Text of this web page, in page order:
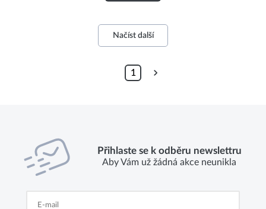
Načíst další
1
Přihlaste se k odběru newslettru
Aby Vám už žádná akce neunikla